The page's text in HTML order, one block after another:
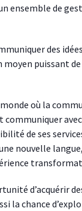
ensemble de
des
moyen puissant
où la
communiquer
de ses
nouvelle langue,
d’acquérir
la chance